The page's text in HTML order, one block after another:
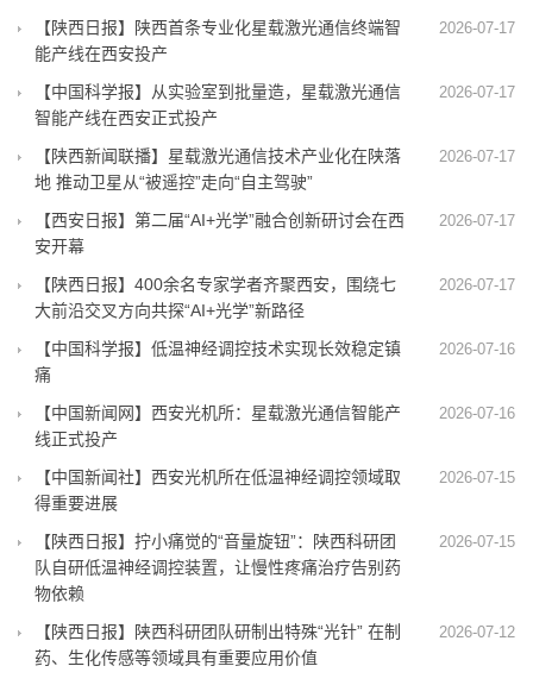
2026-07-17
【陕西日报】陕西首条专业化星载激光通信终端智
能产线在西安投产
2026-07-17
【中国科学报】从实验室到批量造，星载激光通信
智能产线在西安正式投产
2026-07-17
【陕西新闻联播】星载激光通信技术产业化在陕落
地 推动卫星从“被遥控”走向“自主驾驶”
2026-07-17
【西安日报】第二届“AI+光学”融合创新研讨会在西
安开幕
2026-07-17
【陕西日报】400余名专家学者齐聚西安，围绕七
大前沿交叉方向共探“AI+光学”新路径
2026-07-16
【中国科学报】低温神经调控技术实现长效稳定镇
痛
2026-07-16
【中国新闻网】西安光机所：星载激光通信智能产
线正式投产
2026-07-15
【中国新闻社】西安光机所在低温神经调控领域取
得重要进展
2026-07-15
【陕西日报】拧小痛觉的“音量旋钮”：陕西科研团
队自研低温神经调控装置，让慢性疼痛治疗告别药
物依赖
2026-07-12
【陕西日报】陕西科研团队研制出特殊“光针” 在制
药、生化传感等领域具有重要应用价值